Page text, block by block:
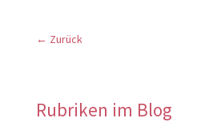
← Zurück
Rubriken im Blog